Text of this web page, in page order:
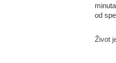
od
Život